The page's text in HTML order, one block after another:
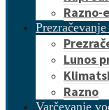
Razno-
Lunos
Razno
Varčevanje